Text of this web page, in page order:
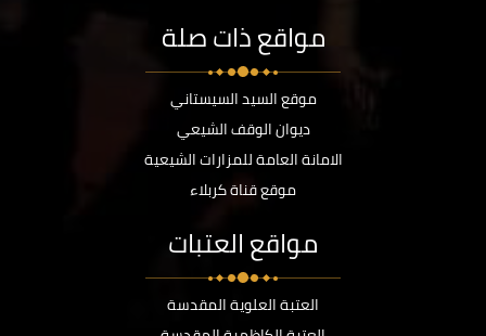
مواقع ذات صلة
موقع السيد السيستاني
ديوان الوقف الشيعي
الامانة العامة للمزارات الشيعية
موقع قناة كربلاء
مواقع العتبات
العتبة العلوية المقدسة